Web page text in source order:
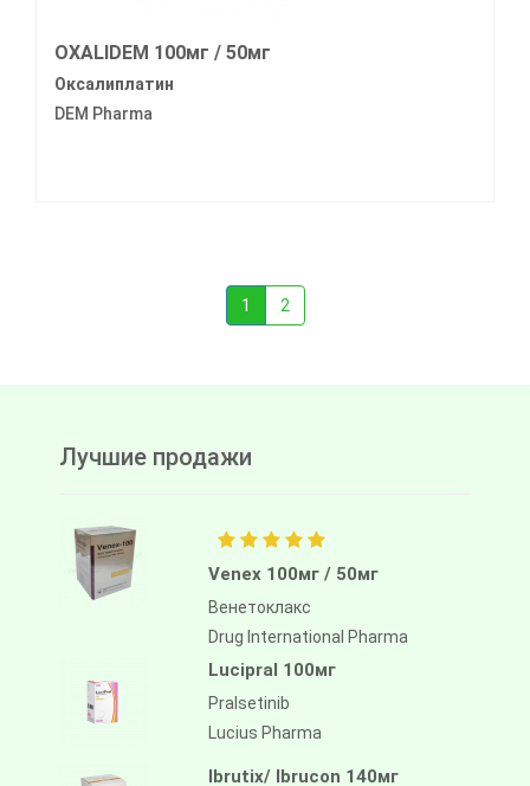
OXALIDEM 100мг / 50мг
Оксалиплатин
DEM Pharma
1 2
Лучшие продажи
Venex 100мг / 50мг
Венетоклакс
Drug International Pharma
Lucipral 100мг
Pralsetinib
Lucius Pharma
Ibrutix/ Ibrucon 140мг